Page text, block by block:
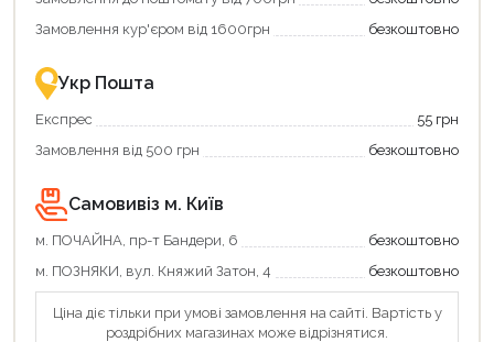
картою
єКнига
–
зручно
та
Економте
більше
разом
державною
підтримкою!
Замовлення кур'єром від 1600грн
безкоштовно
Укр Пошта
Експрес
55 грн
Замовлення від 500 грн
безкоштовно
Самовивіз м. Київ
м. ПОЧАЙНА, пр-т Бандери, 6
безкоштовно
м. ПОЗНЯКИ, вул. Княжий Затон, 4
безкоштовно
Ціна діє тільки при умові замовлення на сайті. Вартість у
роздрібних магазинах може відрізнятися.